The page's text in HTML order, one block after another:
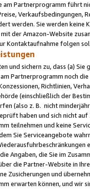
am Partnerprogramm führt
Verkaufsbedingungen,
werden. Sie werden keine
der Amazon-Website
Kontaktaufnahme folgen
und sichern zu, dass (a)
Partnerprogramm noch
Richtlinien,
(einschließlich der
(also z. B. nicht
haben und sich nicht auf
teilnehmen und keine
Sie Serviceangebote
Angaben, die Sie im
die Partner-Website in
Zusicherungen und
erwarten können, und wir